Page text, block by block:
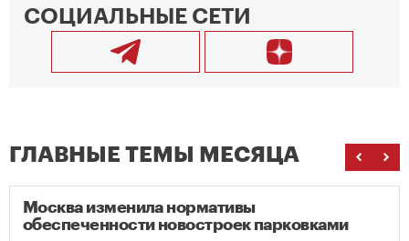
СОЦИАЛЬНЫЕ СЕТИ
ГЛАВНЫЕ ТЕМЫ МЕСЯЦА
Москва изменила нормативы
обеспеченности новостроек парковками